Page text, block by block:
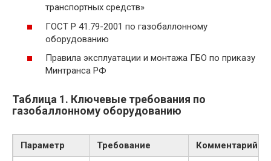
транспортных средств»
ГОСТ Р 41.79-2001 по газобаллонному
оборудованию
Правила эксплуатации и монтажа ГБО по приказу
Минтранса РФ
Таблица 1. Ключевые требования по
газобаллонному оборудованию
Параметр Требование Комментарий